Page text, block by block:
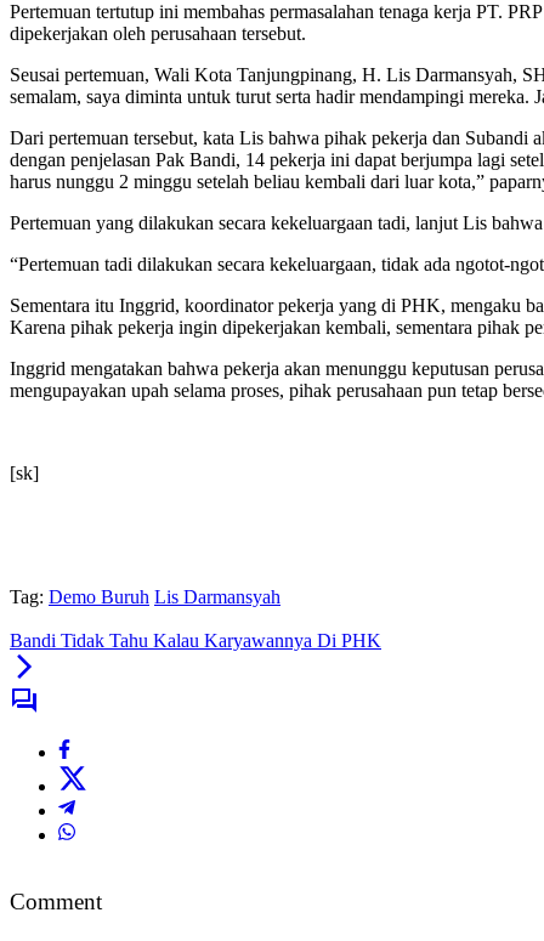
Pertemuan tertutup ini membahas permasalahan tenaga kerja PT.
dipekerjakan oleh perusahaan tersebut.
Seusai pertemuan, Wali Kota Tanjungpinang, H. Lis Darmansyah,
semalam, saya diminta untuk turut serta hadir mendampingi
Dari pertemuan tersebut, kata Lis bahwa pihak pekerja dan Subandi
dengan penjelasan Pak Bandi, 14 pekerja ini dapat berjumpa lagi
harus nunggu 2 minggu setelah beliau kembali dari luar kota,”
Pertemuan yang dilakukan secara kekeluargaan tadi, lanjut Lis
“Pertemuan tadi dilakukan secara kekeluargaan, tidak ada ngotot-
Sementara itu Inggrid, koordinator pekerja yang di PHK, mengaku
Karena pihak pekerja ingin dipekerjakan kembali, sementara pihak
Inggrid mengatakan bahwa pekerja akan menunggu keputusan
mengupayakan upah selama proses, pihak perusahaan pun tetap
[sk]
Tag: Demo Buruh Lis Darmansyah
Bandi Tidak Tahu Kalau Karyawannya Di PHK
Comment